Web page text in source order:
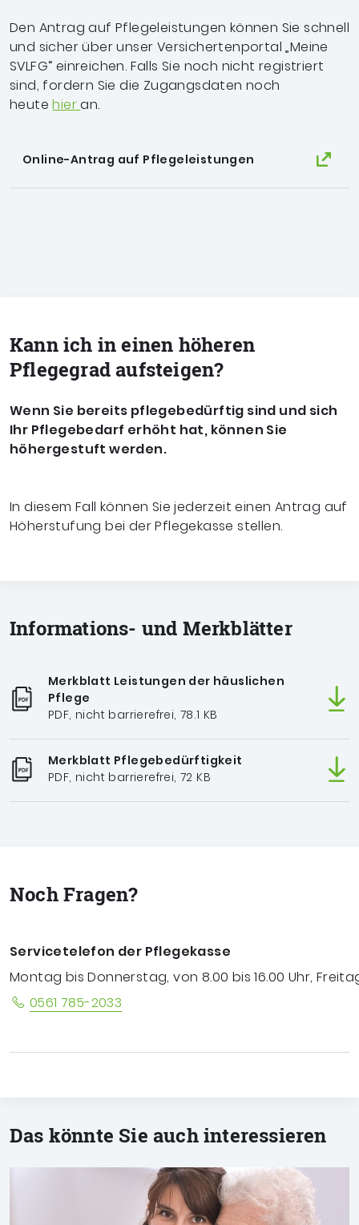
Den Antrag auf Pflegeleistungen können Sie schnell
und sicher über unser Versichertenportal „Meine
SVLFG“ einreichen. Falls Sie noch nicht registriert
sind, fordern Sie die Zugangsdaten noch
heutehieran.
Online-Antrag auf Pflegeleistungen
Kann ich in einen höheren
Pflegegrad aufsteigen?
Wenn Sie bereits pflegebedürftig sind und sich
Ihr Pflegebedarf erhöht hat, können Sie
höhergestuft werden.
In diesem Fall können Sie jederzeit einen Antrag auf
Höherstufung bei der Pflegekasse stellen.
Informations- und Merkblätter
Merkblatt Leistungen der häuslichen
Pflege
PDF, nicht barrierefrei, 78.1 KB
Merkblatt Pflegebedürftigkeit
PDF, nicht barrierefrei, 72 KB
Noch Fragen?
Servicetelefon der Pflegekasse
Montag bis Donnerstag, von 8.00 bis 16.00 Uhr,
0561 785-2033
Das könnte Sie auch interessieren